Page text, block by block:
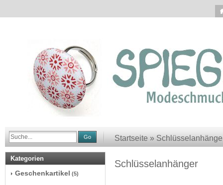
Go Startseite »
Schlüsselanhänger
Kategorien
Geschenkartikel (5)